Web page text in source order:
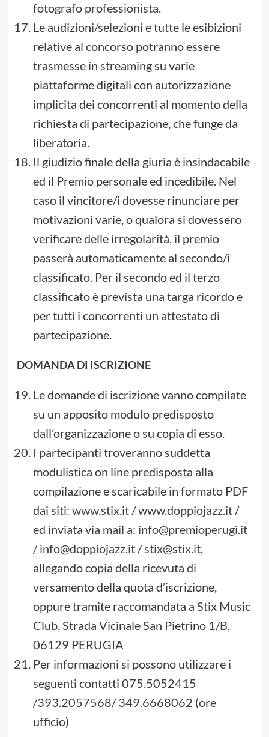
fotografo professionista.
Le audizioni/selezioni e tutte le esibizioni
relative al concorso potranno essere
trasmesse in streaming su varie
piattaforme digitali con autorizzazione
implicita dei concorrenti al momento della
richiesta di partecipazione, che funge da
liberatoria.
Il giudizio finale della giuria è insindacabile
ed il Premio personale ed incedibile. Nel
caso il vincitore/i dovesse rinunciare per
motivazioni varie, o qualora si dovessero
verificare delle irregolarità, il premio
passerà automaticamente al secondo/i
classificato. Per il secondo ed il terzo
classificato è prevista una targa ricordo e
per tutti i concorrenti un attestato di
partecipazione.
DOMANDA DI ISCRIZIONE
Le domande di iscrizione vanno compilate
su un apposito modulo predisposto
dall’organizzazione o su copia di esso.
I partecipanti troveranno suddetta
modulistica on line predisposta alla
compilazione e scaricabile in formato PDF
dai siti: www.stix.it/www.doppiojazz.it/
ed inviata via mail a: info@premioperugi.it
/info@doppiojazz.it/stix@stix.it,
allegando copia della ricevuta di
versamento della quota d’iscrizione,
oppure tramite raccomandata a Stix Music
Club, Strada Vicinale San Pietrino 1/B,
06129 PERUGIA
Per informazioni si possono utilizzare i
seguenti contatti 075.5052415
/393.2057568/ 349.6668062 (ore
ufficio)